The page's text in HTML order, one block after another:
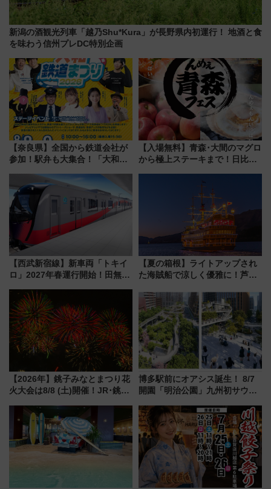
新潟の酒観光列車「越乃Shu*Kura」が長野県内初運行！ 地酒と食
を味わう信州プレDC特別企画
【奈良県】全国から鉄道会社が
参加！駅弁も大集合！「大和鉄
に開催決定
【入場無料】青森･大間のマグロ
から極上ステーキまで！日比谷
【西武新宿線】新車両「トキイ
ロ」2027年春運行開始！田無・
「第2弾」も
【夏の箱根】ライトアップされ
た海賊船で涼しく優雅に！芦ノ
ルーズ
【2026年】銚子みなとまつり花
火大会は8/8 (土)開催！JR･銚子
報、利根川に咲く8,000発の大迫
力＆屋台を満喫
博多駅前にオアシス誕生！ 8/7
開園「明治公園」九州初サウナ
品グルメ登場で駅前の過ごし方
はどう変わる？